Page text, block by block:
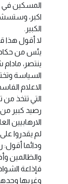
المسكين في
اكبر،
الكبير.
لا أقول
يئس من
ينتصر،
السياسة
الاعلام
التي تتخذ
رصيد كبير
الارهابيين
لم يقدروا
ودائما أقول:
والظالمين
فإذاعة
وغربها